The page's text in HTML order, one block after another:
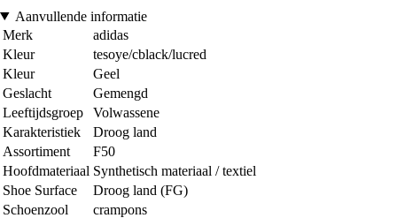
Aanvullende informatie
Merk
adidas
Kleur
tesoye/cblack/lucred
Kleur
Geel
Geslacht
Gemengd
Leeftijdsgroep
Volwassene
Karakteristiek
Droog land
Assortiment
F50
Hoofdmateriaal Synthetisch materiaal / textiel
Shoe Surface
Droog land (FG)
Schoenzool
crampons